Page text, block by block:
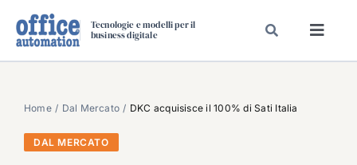
Tecnologie e modelli per il
business digitale
SPECIAL PAPER
TAVOLE ROTONDE DI REDAZIONE
Home Dal Mercato DKC acquisisce il 100% di Sati Italia
DAL MERCATO